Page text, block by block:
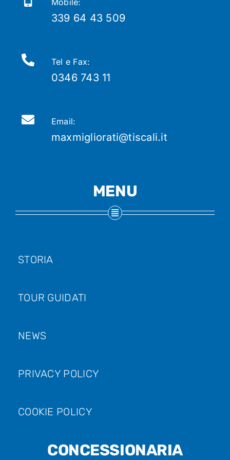
339 64 43 509
Tel e Fax:
0346 743 11
Email:
maxmigliorati@tiscali.it
MENU
STORIA
TOUR GUIDATI
NEWS
PRIVACY POLICY
COOKIE POLICY
CONCESSIONARIA